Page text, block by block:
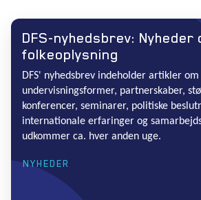
DFS-nyhedsbrev: Nyheder
folkeoplysning
DFS' nyhedsbrev indeholder artikler
undervisningsformer, partnerskaber,
konferencer, seminarer, politiske
internationale erfaringer og
udkommer ca. hver anden uge.
NYHEDER